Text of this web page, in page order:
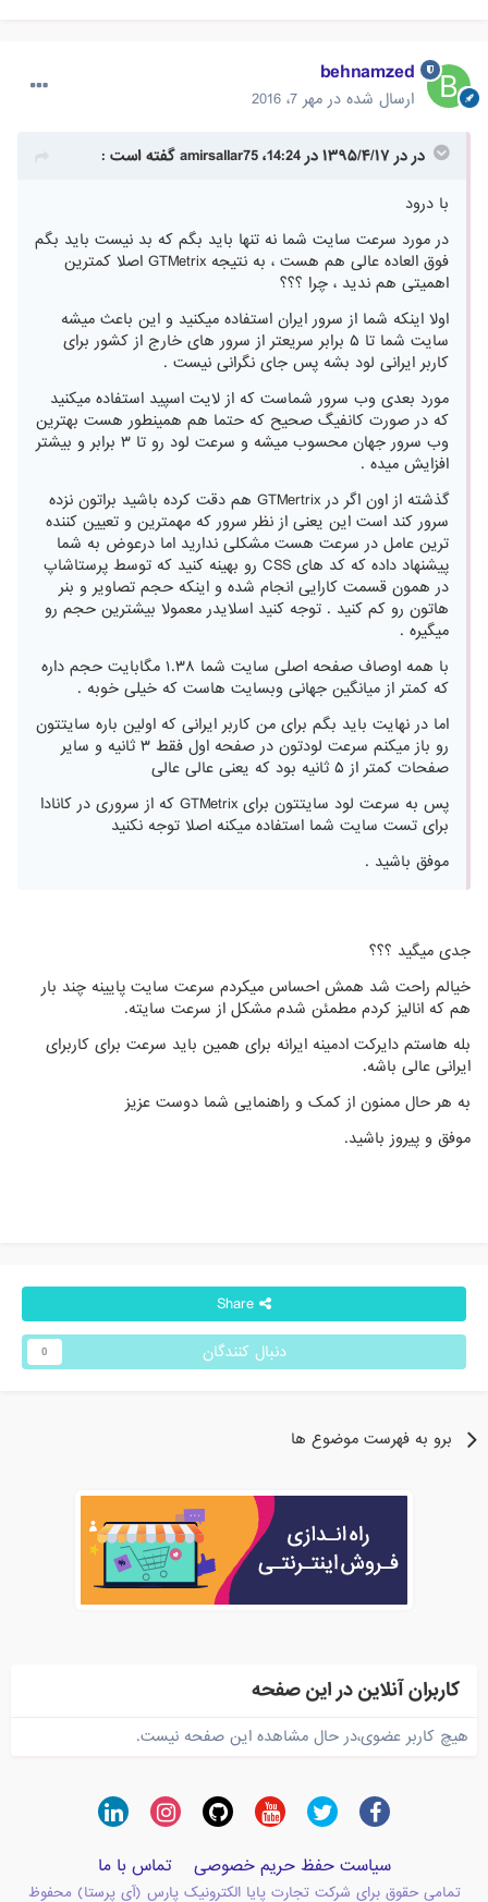
behnamzed
ارسال شده در مهر 7، 2016
در در ۱۳۹۵/۴/۱۷ در 14:24، amirsallar75 گفته است :
با درود
در مورد سرعت سایت شما نه تنها باید بگم که بد نیست باید بگم
فوق العاده عالی هم هست ، به نتیجه GTMetrix اصلا کمترین
اهمیتی هم ندید ، چرا ؟؟؟
اولا اینکه شما از سرور ایران استفاده میکنید و این باعث میشه
سایت شما تا ۵ برابر سریعتر از سرور های خارج از کشور برای
کاربر ایرانی لود بشه پس جای نگرانی نیست .
مورد بعدی وب سرور شماست که از لایت اسپید استفاده میکنید
که در صورت کانفیگ صحیح که حتما هم همینطور هست بهترین
وب سرور جهان محسوب میشه و سرعت لود رو تا ۳ برابر و بیشتر
افزایش میده .
گذشته از اون اگر در GTMertrix هم دقت کرده باشید براتون نزده
سرور کند است این یعنی از نظر سرور که مهمترین و تعیین کننده
ترین عامل در سرعت هست مشکلی ندارید اما درعوض به شما
پیشنهاد داده که کد های CSS رو بهینه کنید که توسط پرستاشاپ
در همون قسمت کارایی انجام شده و اینکه حجم تصاویر و بنر
هاتون رو کم کنید . توجه کنید اسلایدر معمولا بیشترین حجم رو
میگیره .
با همه اوصاف صفحه اصلی سایت شما ۱.۳۸ مگابایت حجم داره
که کمتر از میانگین جهانی وبسایت هاست که خیلی خوبه .
اما در نهایت باید بگم برای من کاربر ایرانی که اولین باره سایتتون
رو باز میکنم سرعت لودتون در صفحه اول فقط ۳ ثانیه و سایر
صفحات کمتر از ۵ ثانیه بود که یعنی عالی عالی
پس به سرعت لود سایتتون برای GTMetrix که از سروری در کانادا
برای تست سایت شما استفاده میکنه اصلا توجه نکنید
موفق باشید .
جدی میگید ؟؟؟
خیالم راحت شد همش احساس میکردم سرعت سایت پایینه چند بار
هم که انالیز کردم مطمئن شدم مشکل از سرعت سایته.
بله هاستم دایرکت ادمینه ایرانه برای همین باید سرعت برای کاربرای
ایرانی عالی باشه.
به هر حال ممنون از کمک و راهنمایی شما دوست عزیز
موفق و پیروز باشید.
Share
دنبال کنندگان
برو به فهرست موضوع ها
کاربران آنلاین در این صفحه
هیچ کاربر عضوی،در حال مشاهده این صفحه نیست.
سیاست حفظ حریم خصوصی تماس با ما
تمامی حقوق برای شرکت تجارت پایا الکترونیک پارس (آی پرستا) محفوظ